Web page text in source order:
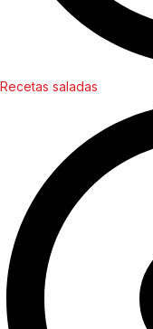
Recetas saladas